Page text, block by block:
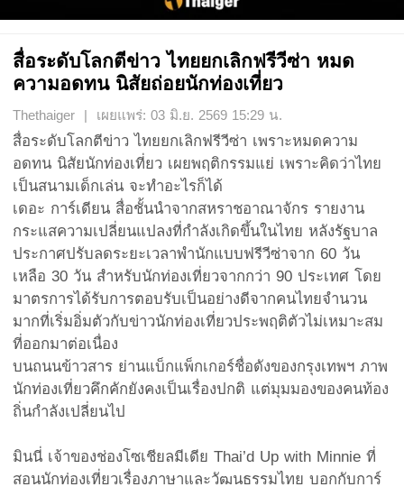
สื่อระดับโลกตีข่าว ไทยยกเลิกฟรีวีซ่า หมด
ความอดทน นิสัยถ่อยนักท่องเที่ยว
Thethaiger | เผยแพร่: 03 มิ.ย. 2569 15:29 น.
สื่อระดับโลกตีข่าว ไทยยกเลิกฟรีวีซ่า เพราะหมดความ
อดทน นิสัยนักท่องเที่ยว เผยพฤติกรรมแย่ เพราะคิดว่าไทย
เป็นสนามเด็กเล่น จะทำอะไรก็ได้
เดอะ การ์เดียน สื่อชั้นนำจากสหราชอาณาจักร รายงาน
กระแสความเปลี่ยนแปลงที่กำลังเกิดขึ้นในไทย หลังรัฐบาล
ประกาศปรับลดระยะเวลาพำนักแบบฟรีวีซ่าจาก 60 วัน
เหลือ 30 วัน สำหรับนักท่องเที่ยวจากกว่า 90 ประเทศ โดย
มาตรการได้รับการตอบรับเป็นอย่างดีจากคนไทยจำนวน
มากที่เริ่มอิ่มตัวกับข่าวนักท่องเที่ยวประพฤติตัวไม่เหมาะสม
ที่ออกมาต่อเนื่อง
บนถนนข้าวสาร ย่านแบ็กแพ็กเกอร์ชื่อดังของกรุงเทพฯ ภาพ
นักท่องเที่ยวคึกคักยังคงเป็นเรื่องปกติ แต่มุมมองของคนท้อง
ถิ่นกำลังเปลี่ยนไป
มินนี่ เจ้าของช่องโซเชียลมีเดีย Thai’d Up with Minnie ที่
สอนนักท่องเที่ยวเรื่องภาษาและวัฒนธรรมไทย บอกกับการ์